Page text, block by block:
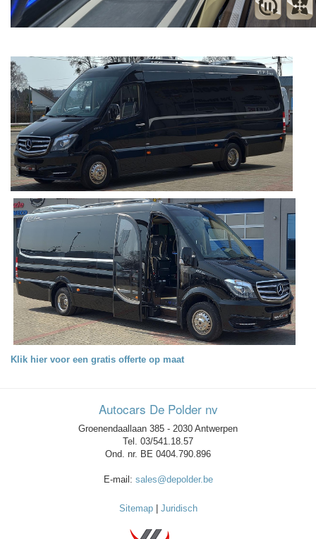
Klik hier voor een gratis offerte op maat
Autocars De Polder nv
Groenendaallaan 385 - 2030 Antwerpen
Tel. 03/541.18.57‎
Ond. nr. BE 0404.790.896
E-mail: sales@depolder.be
Sitemap| Juridisch